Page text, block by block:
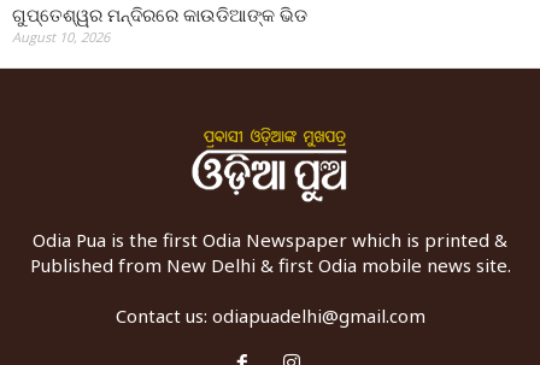
ଗୁପ୍ତେଶ୍ୱର ମନ୍ଦିରରେ କାଉଡିଆଙ୍କ ଭିଡ
August 10, 2026
Odia Pua is the first Odia Newspaper which is printed &
Published from New Delhi & first Odia mobile news site.
Contact us: odiapuadelhi@gmail.com